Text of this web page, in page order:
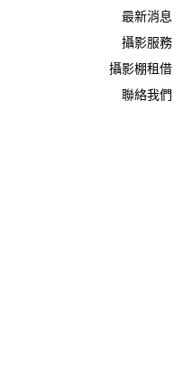
最新消息
攝影服務
攝影棚租借
聯絡我們